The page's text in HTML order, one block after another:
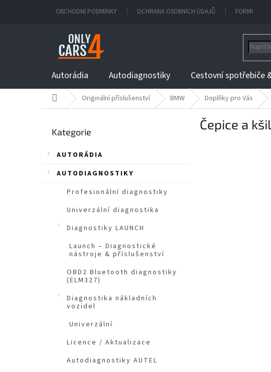
OBCHODNÍ PODMÍNKY OCHRANA OSOBNÍCH ÚDAJŮ FORMULÁŘ
Autorádia Autodiagnostiky Cestovní spotřebiče
Domů Originální příslušenství BMW Doplňky pro Vás
kategorie
Kategorie
AUTORÁDIA
AUTODIAGNOSTIKY
Profesionální diagnostiky
Univerzální diagnostika
Diagnostiky LAUNCH
Launch – Diagnostické
nástroje & příslušenství
OBD2 Bluetooth diagnostiky
(ELM327)
Diagnostika nákladních
vozidel
Univerzální
Licence / Aktualizace
Autodiagnostiky AUTEL
Čepice a